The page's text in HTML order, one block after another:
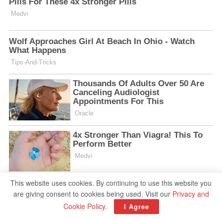
This website uses cookies. By continuing to use this website you
are giving consent to cookies being used. Visit our Privacy and
Cookie Policy. I Agree